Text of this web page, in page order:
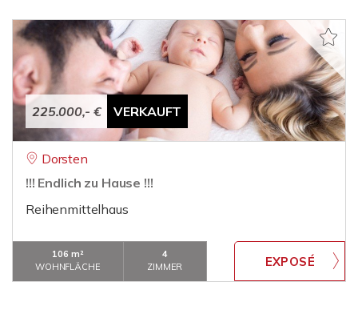
225.000,- € VERKAUFT
Dorsten
!!! Endlich zu Hause !!!
Reihenmittelhaus
106 m²
WOHNFLÄCHE
4
ZIMMER